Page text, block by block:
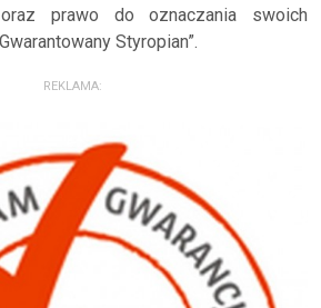
prawo do oznaczania swoich
Styropian”.
REKLAMA: